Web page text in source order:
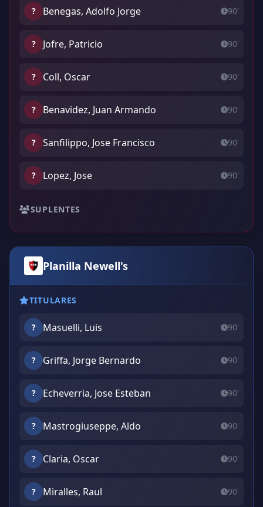
? Benegas, Adolfo Jorge 90'
? Jofre, Patricio 90'
? Coll, Oscar 90'
? Benavidez, Juan Armando 90'
? Sanfilippo, Jose Francisco 90'
? Lopez, Jose 90'
SUPLENTES
Planilla Newell's
TITULARES
? Masuelli, Luis 90'
? Griffa, Jorge Bernardo 90'
? Echeverria, Jose Esteban 90'
? Mastrogiuseppe, Aldo 90'
? Claria, Oscar 90'
? Miralles, Raul 90'